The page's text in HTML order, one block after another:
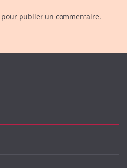
pour publier un commentaire.